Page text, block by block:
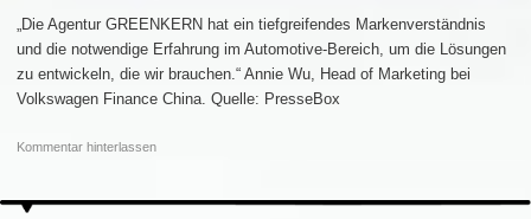
„Die Agentur GREENKERN hat ein tiefgreifendes Markenverständnis
und die notwendige Erfahrung im Automotive-Bereich, um die Lösungen
zu entwickeln, die wir brauchen.“ Annie Wu, Head of Marketing bei
Volkswagen Finance China. Quelle: PresseBox
Kommentar hinterlassen